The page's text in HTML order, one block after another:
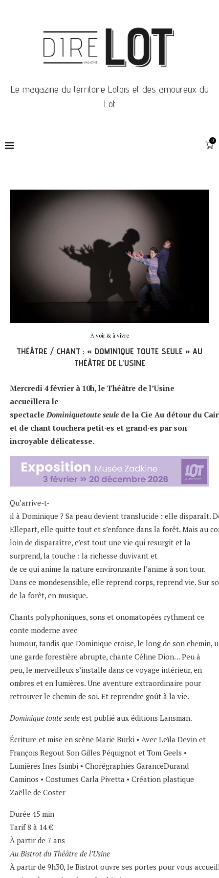
Le magazine du territoire Lotois et des amoureux du
Lot
0
À voir & à vivre
THÉÂTRE / CHANT : « DOMINIQUE TOUTE SEULE » AU
THÉÂTRE DE L’USINE
Mercredi 4 février à 10h, le Théâtre de l’Usine
accueillera le
spectacle Dominiquetoute seule de la Cie Au détour du
et de chant touchera petit·es et grand·es par son
incroyable délicatesse.
Qu’arrive-t-
il à Dominique ? Sa peau devient translucide : elle disparaît.
Ellepart, elle quitte tout et s’enfonce dans la forêt. Mais au
loin de disparaître, c’est tout une vie qui resurgit et la
surprend, la touche : la richesse duvivant et
de ce qui anime la nature environnante l’anime à son tour.
Dans ce mondesensible, elle reprend corps, reprend vie. Sur
de la forêt, en musique.
Chants polyphoniques, sons et onomatopées rythment ce
conte moderne avec
humour, tandis que Dominique croise, le long de son chemin,
une garde forestière abrupte, chante Céline Dion… Peu à
peu, le merveilleux s’installe dans ce voyage intérieur, en
ombres et en lumières. Une aventure extraordinaire pour
retrouver le chemin de soi. Et reprendre goût à la vie.
Dominique toute seule est publié aux éditions Lansman.
Écriture et mise en scène Marie Burki • Avec Leïla Devin et
François Regout Son Gilles Péquignot et Tom Geels •
Lumières Ines Isimbi • Chorégraphies GaranceDurand
Caminos • Costumes Carla Pivetta • Création plastique
Zaëlle de Coster
Durée 45 min
Tarif 8 à 14 €
À partir de 7 ans
Au Bistrot du Théâtre de l’Usine
À partir de 9h30, le Bistrot ouvre ses portes pour vous